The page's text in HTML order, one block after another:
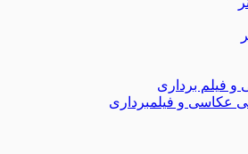
و فیلم برداری
عکاسی و فیلمبرداری